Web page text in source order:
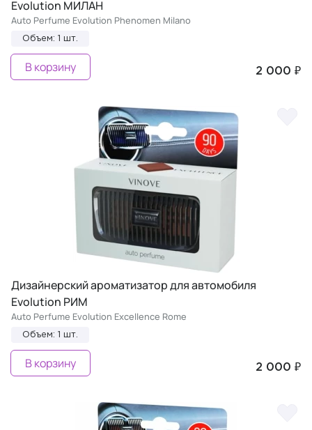
Evolution МИЛАН
Auto Perfume Evolution Phenomen Milano
Объем: 1 шт.
2 000 ₽
В корзину
Дизайнерский ароматизатор для автомобиля
Evolution РИМ
Auto Perfume Evolution Excellence Rome
Объем: 1 шт.
2 000 ₽
В корзину